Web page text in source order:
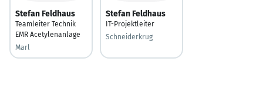
Stefan Feldhaus
Teamleiter Technik
EMR Acetylenanlage
Marl
Stefan Feldhaus
IT-Projektleiter
Schneiderkrug